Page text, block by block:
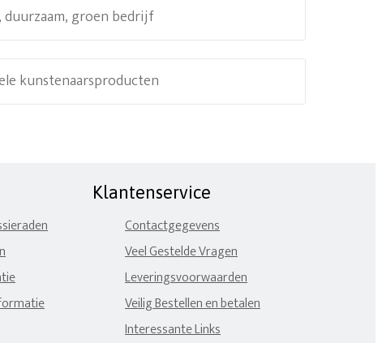
groen bedrijf
kunstenaarsproducten
Klantenservice
Contactgegevens
Veel Gestelde Vragen
Leveringsvoorwaarden
Veilig Bestellen en betalen
Interessante Links